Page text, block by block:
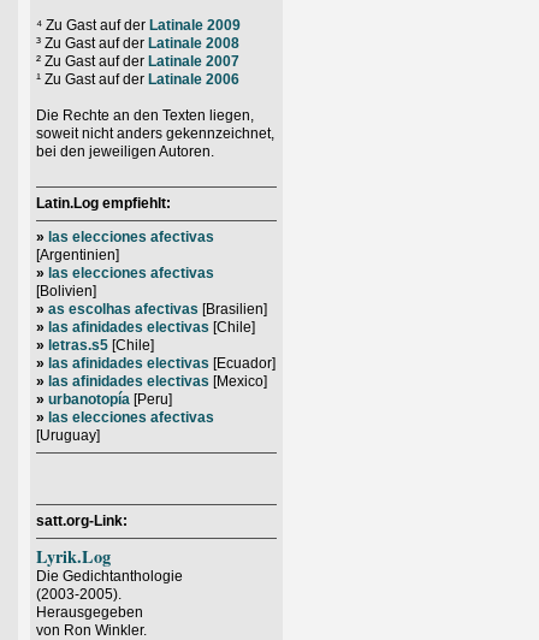
⁴ Zu Gast auf der Latinale 2009
³ Zu Gast auf der Latinale 2008
² Zu Gast auf der Latinale 2007
¹ Zu Gast auf der Latinale 2006
Die Rechte an den Texten liegen,
soweit nicht anders gekennzeichnet,
bei den jeweiligen Autoren.
Latin.Log empfiehlt:
» las elecciones afectivas
[Argentinien]
» las elecciones afectivas
[Bolivien]
» as escolhas afectivas [Brasilien]
» las afinidades electivas [Chile]
» letras.s5 [Chile]
» las afinidades electivas [Ecuador]
» las afinidades electivas [Mexico]
» urbanotopía [Peru]
» las elecciones afectivas
[Uruguay]
satt.org-Link:
Lyrik.Log
Die Gedichtanthologie
(2003-2005).
Herausgegeben
von Ron Winkler.